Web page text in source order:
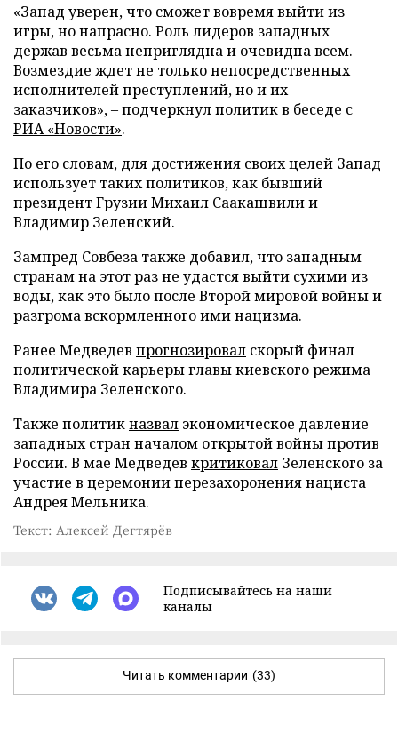
«Запад уверен, что сможет вовремя выйти из
игры, но напрасно. Роль лидеров западных
держав весьма неприглядна и очевидна всем.
Возмездие ждет не только непосредственных
исполнителей преступлений, но и их
заказчиков», – подчеркнул политик в беседе с
РИА «Новости».
По его словам, для достижения своих целей Запад
использует таких политиков, как бывший
президент Грузии Михаил Саакашвили и
Владимир Зеленский.
Зампред Совбеза также добавил, что западным
странам на этот раз не удастся выйти сухими из
воды, как это было после Второй мировой войны и
разгрома вскормленного ими нацизма.
Ранее Медведев прогнозировал скорый финал
политической карьеры главы киевского режима
Владимира Зеленского.
Также политикназвал экономическое давление
западных стран началом открытой войны против
России. В мае Медведев критиковал Зеленского за
участие в церемонии перезахоронения нациста
Андрея Мельника.
Текст: Алексей Дегтярёв
Подписывайтесь на наши
каналы
Читать комментарии (33)